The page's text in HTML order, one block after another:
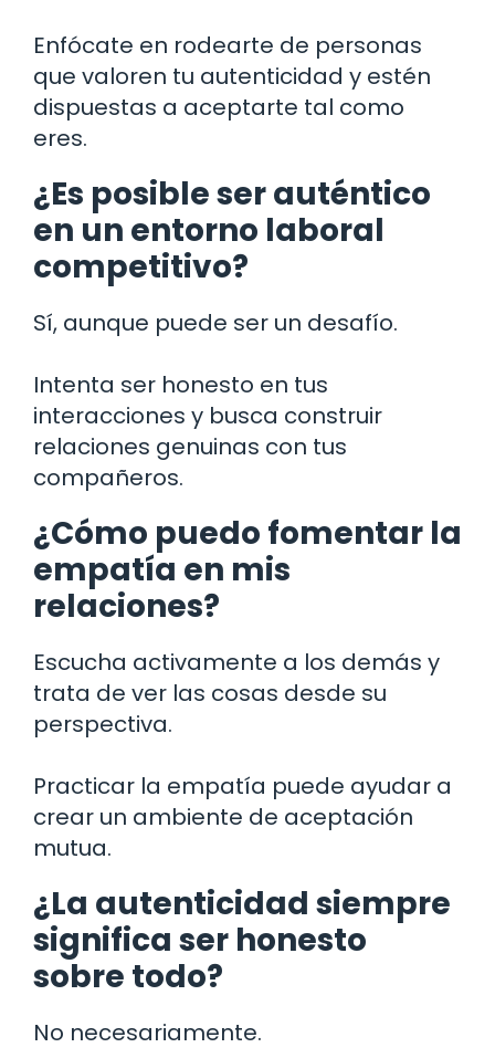
Enfócate en rodearte de personas
que valoren tu autenticidad y estén
dispuestas a aceptarte tal como
eres.
¿Es posible ser auténtico
en un entorno laboral
competitivo?
Sí, aunque puede ser un desafío.
Intenta ser honesto en tus
interacciones y busca construir
relaciones genuinas con tus
compañeros.
¿Cómo puedo fomentar la
empatía en mis
relaciones?
Escucha activamente a los demás y
trata de ver las cosas desde su
perspectiva.
Practicar la empatía puede ayudar a
crear un ambiente de aceptación
mutua.
¿La autenticidad siempre
significa ser honesto
sobre todo?
No necesariamente.